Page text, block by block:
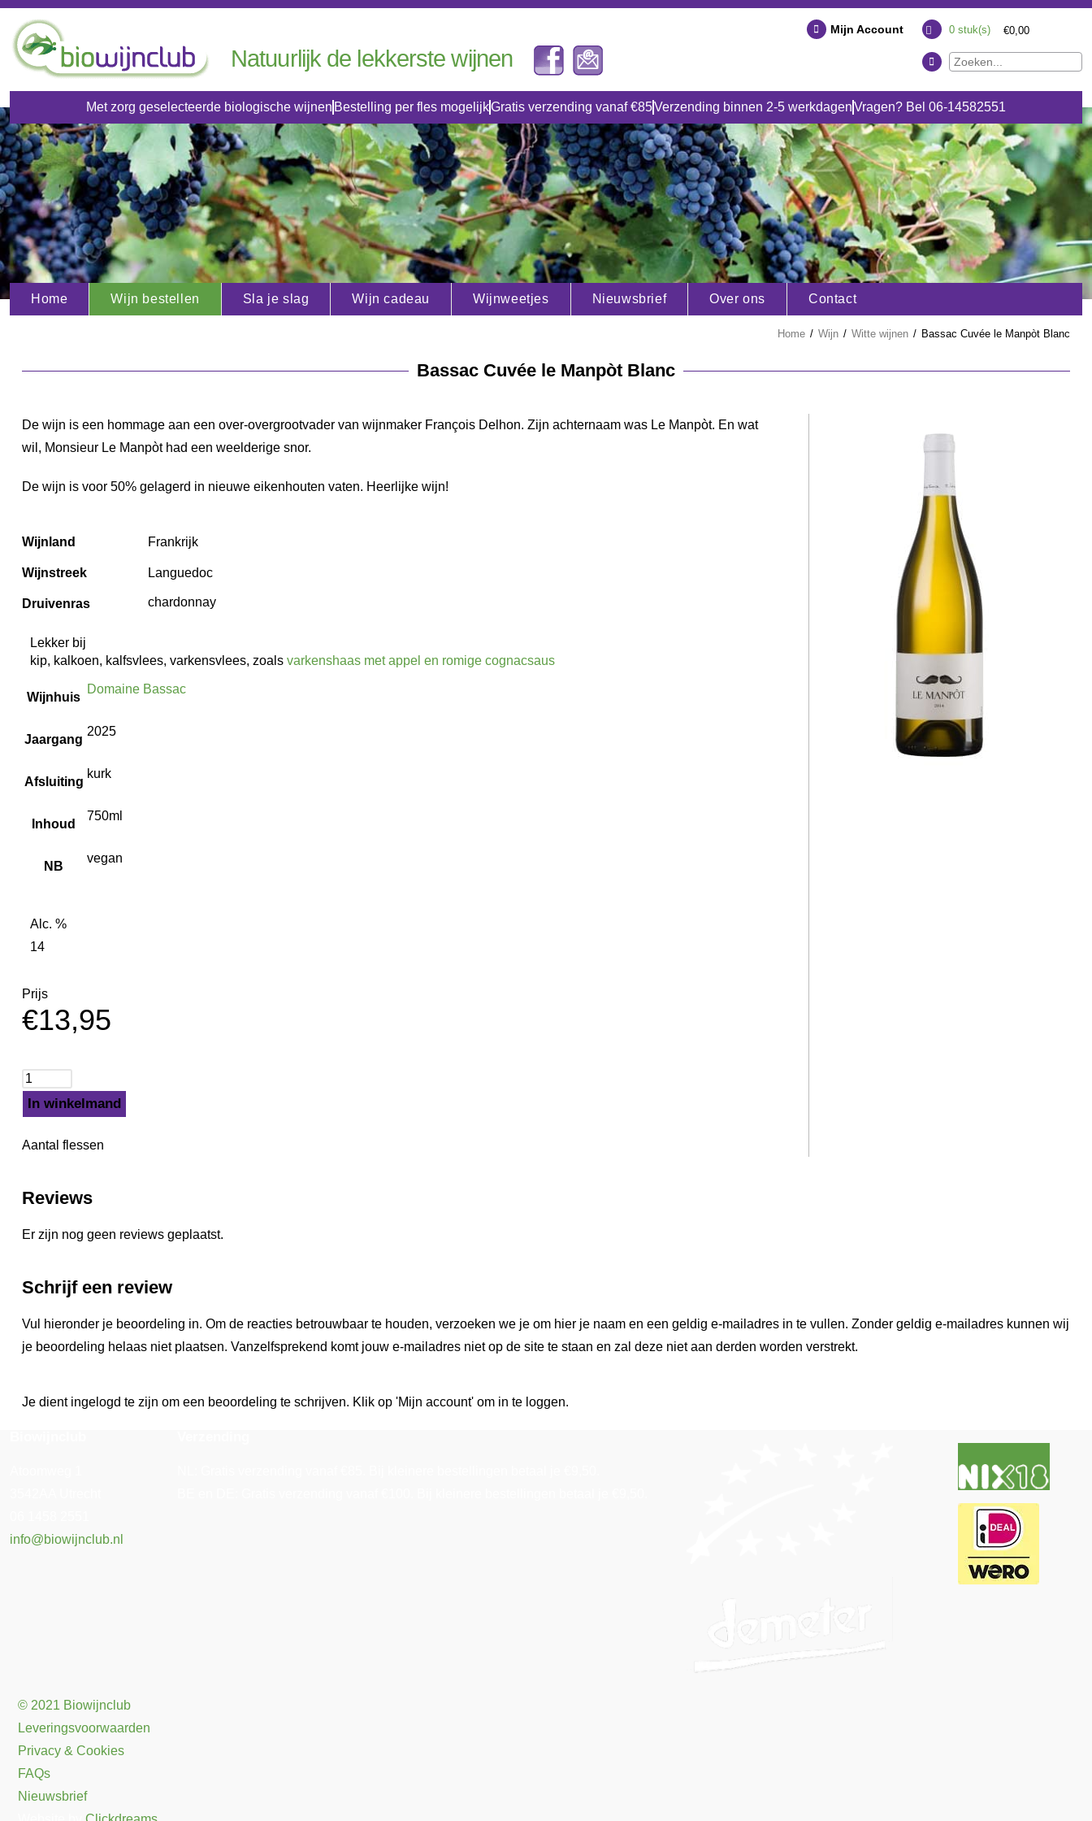
Natuurlijk de lekkerste wijnen
Mijn Account 0 stuk(s) €0,00
Met zorg geselecteerde biologische wijnen Bestelling per fles mogelijkGratis verzending vanaf €85Verzending binnen 2-5 werkdagenVragen? Bel 06-14582551
Home Wijn bestellen Sla je slag Wijn cadeau Wijnweetjes Nieuwsbrief Over ons Contact
Home / Wijn / Witte wijnen / Bassac Cuvée le Manpòt Blanc
Bassac Cuvée le Manpòt Blanc
De wijn is een hommage aan een over-overgrootvader van wijnmaker François Delhon. Zijn achternaam was Le Manpòt. En wat
wil, Monsieur Le Manpòt had een weelderige snor.
De wijn is voor 50% gelagerd in nieuwe eikenhouten vaten. Heerlijke wijn!
Wijnland Frankrijk
Wijnstreek Languedoc
Druivenras chardonnay
Lekker bij
kip, kalkoen, kalfsvlees, varkensvlees, zoals varkenshaas met appel en romige cognacsaus
Wijnhuis
Domaine Bassac
Jaargang
2025
Afsluiting
kurk
Inhoud
750ml
NB
vegan
Alc. %
14
Prijs
€13,95
In winkelmand
Aantal flessen
Reviews
Er zijn nog geen reviews geplaatst.
Schrijf een review
Vul hieronder je beoordeling in. Om de reacties betrouwbaar te houden, verzoeken we je om hier je naam en een geldig e-mailadres in te vullen. Zonder geldig e-mailadres kunnen wij
je beoordeling helaas niet plaatsen. Vanzelfsprekend komt jouw e-mailadres niet op de site te staan en zal deze niet aan derden worden verstrekt.
Je dient ingelogd te zijn om een beoordeling te schrijven. Klik op 'Mijn account' om in te loggen.
info@biowijnclub.nl
© 2021 Biowijnclub
Leveringsvoorwaarden
Privacy & Cookies
FAQs
Nieuwsbrief